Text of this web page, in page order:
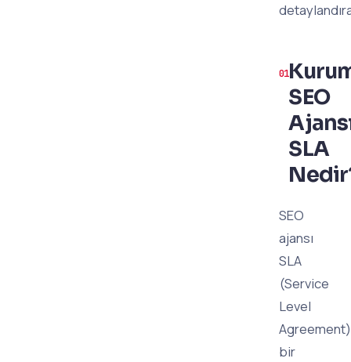
SEO
SLA
SEO
ajansı
SLA
(Service
Level
bir